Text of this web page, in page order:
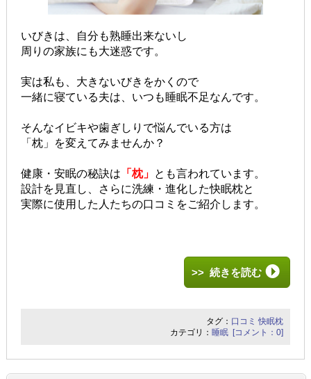
いびきは、自分も熟睡出来ないし
周りの家族にも大迷惑です。
実は私も、大きないびきをかくので
一緒に寝ている夫は、いつも睡眠不足なんです。
そんなイビキや歯ぎしりで悩んでいる方は
「枕」を変えてみませんか？
健康・安眠の秘訣は 「枕」 とも言われています。
設計を見直し、さらに洗練・進化した快眠枕と
実際に使用した人たちの口コミをご紹介します。
>> 続きを読む
タグ： 口コミ 快眠枕
カテゴリ： 睡眠 [コメント：0]